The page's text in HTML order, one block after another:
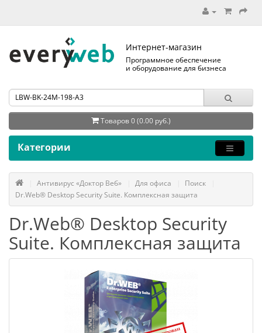
Интернет-магазин
Программное обеспечение
и оборудование для бизнеса
Товаров 0 (0.00 руб.)
Категории
Антивирус «Доктор Веб» Для офиса
Поиск
Dr.Web® Desktop Security Suite. Комплексная защита
Dr.Web® Desktop Security
Suite. Комплексная защита